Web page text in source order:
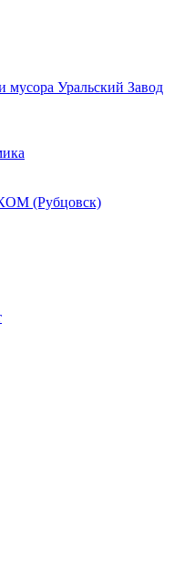
мусора Уральский Завод
(Рубцовск)